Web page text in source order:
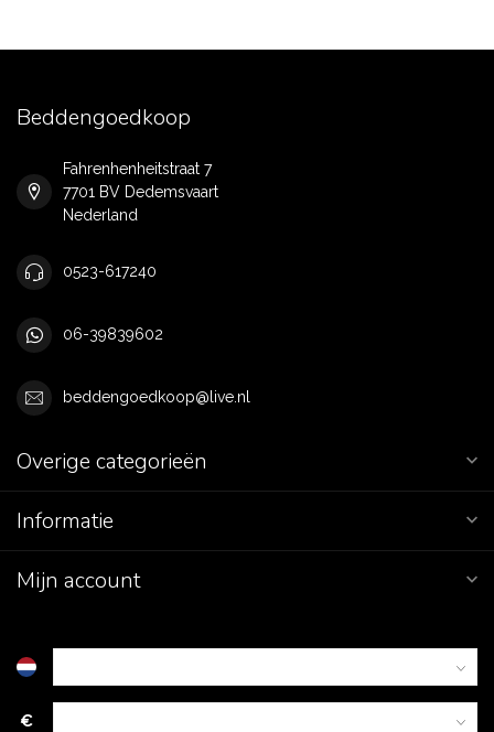
Beddengoedkoop
Fahrenhenheitstraat 7
7701 BV Dedemsvaart
Nederland
0523-617240
06-39839602
beddengoedkoop@live.nl
Overige categorieën
Informatie
Mijn account
€